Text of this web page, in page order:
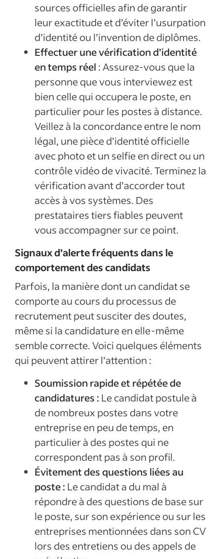
sources officielles afin de garantir
leur exactitude et d’éviter l’usurpation
d’identité ou l’invention de diplômes.
Effectuer une vérification d’identité
en temps réel : Assurez-vous que la
personne que vous interviewez est
bien celle qui occupera le poste, en
particulier pour les postes à distance.
Veillez à la concordance entre le nom
légal, une pièce d’identité officielle
avec photo et un selfie en direct ou un
contrôle vidéo de vivacité. Terminez la
vérification avant d’accorder tout
accès à vos systèmes. Des
prestataires tiers fiables peuvent
vous accompagner sur ce point.
Signaux d’alerte fréquents dans le
comportement des candidats
Parfois, la manière dont un candidat se
comporte au cours du processus de
recrutement peut susciter des doutes,
même si la candidature en elle-même
semble correcte. Voici quelques éléments
qui peuvent attirer l’attention :
Soumission rapide et répétée de
candidatures : Le candidat postule à
de nombreux postes dans votre
entreprise en peu de temps, en
particulier à des postes qui ne
correspondent pas à son profil.
Évitement des questions liées au
poste : Le candidat a du mal à
répondre à des questions de base sur
le poste, sur son expérience ou sur les
entreprises mentionnées dans son CV
lors des entretiens ou des appels de